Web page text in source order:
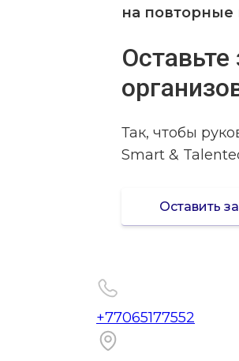
на повторные
Так, чтобы
Smart &
Оставить
+77065177552